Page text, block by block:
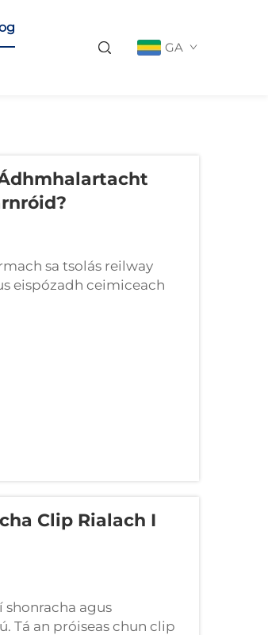
GA
sa tsolás reilway
eispózadh ceimiceach
leis na sliabháin agus a
Clip Rialach I
agus
Tá an próiseas chun clip